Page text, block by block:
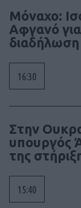
Μόναχο:
Αφγανό για
διαδήλωση
16:30
Στην
υπουργός
της
15:40